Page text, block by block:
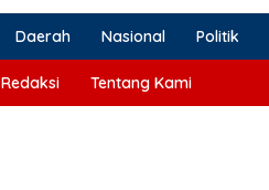
Daerah Nasional Politik
Redaksi Tentang Kami